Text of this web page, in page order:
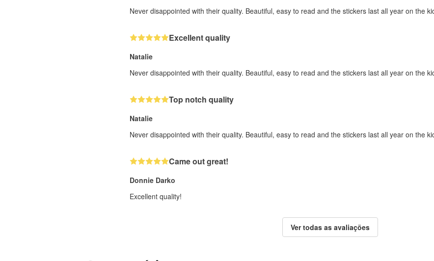
Never disappointed with their quality. Beautiful, easy to read and the stickers last all year on the
Excellent quality
Natalie
Never disappointed with their quality. Beautiful, easy to read and the stickers last all year on the
Top notch quality
Natalie
Never disappointed with their quality. Beautiful, easy to read and the stickers last all year on the
Came out great!
Donnie Darko
Excellent quality!
Ver todas as avaliações